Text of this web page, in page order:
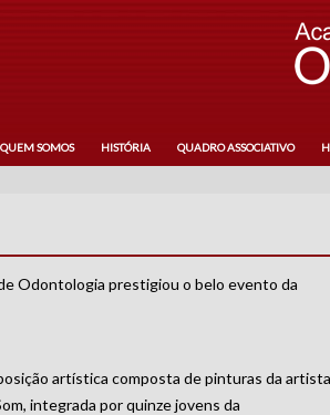
QUEM SOMOS HISTÓRIA QUADRO ASSOCIATIVO
Odontologia prestigiou o belo evento da
artística composta de pinturas da artista
integrada por quinze jovens da